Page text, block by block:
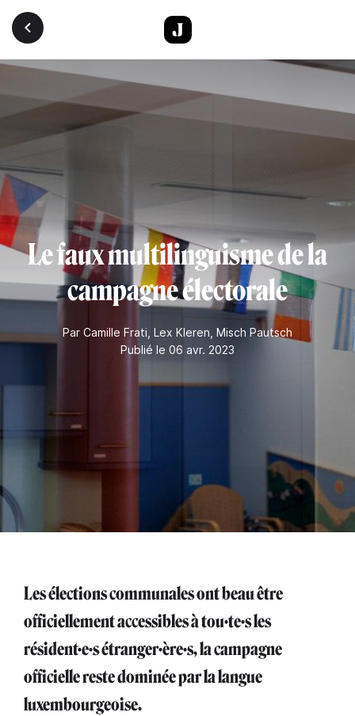
Aller au contenu principal
Le faux multilinguisme de la
campagne électorale
Par Camille Frati Lex Kleren Misch Pautsch
Publié le 06 avr. 2023
Les élections communales ont beau être
officiellement accessibles à tou·te·s les
résident·e·s étranger·ère·s, la campagne
officielle reste dominée par la langue
luxembourgeoise.